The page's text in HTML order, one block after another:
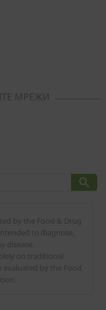
МРЕЖИ

by the Food & Drug
to diagnose,
disease.
on traditional
evaluated by the Food